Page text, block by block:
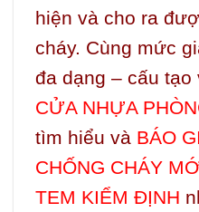
hiện và cho ra
cháy. Cùng mức
đa dạng – cấu
CỬA NHỰA
tìm hiểu và BÁO
CHỐNG CHÁY
TEM KIỂM ĐỊNH